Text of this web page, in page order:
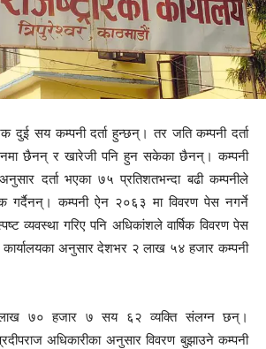
सय कम्पनी दर्ता हुन्छन्। तर जति कम्पनी दर्ता
छैनन् र खारेजी पनि हुन सकेका छैनन्। कम्पनी
अनुसार दर्ता भएका ७५ प्रतिशतभन्दा बढी कम्पनीले
गर्दैनन्। कम्पनी ऐन २०६३ मा विवरण पेस नगर्ने
व्यवस्था गरिए पनि अधिकांशले वार्षिक विवरण पेस
कार्यालयका अनुसार देशभर २ लाख ५४ हजार कम्पनी
लाख ७० हजार ७ सय ६२ व्यक्ति संलग्न छन्।
अधिकारीका अनुसार विवरण बुझाउने कम्पनी